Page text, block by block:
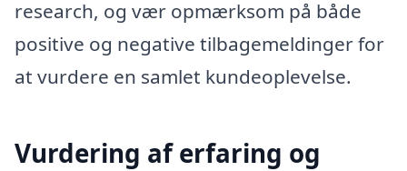
research, og vær opmærksom på både
positive og negative tilbagemeldinger for
at vurdere en samlet kundeoplevelse.
Vurdering af erfaring og